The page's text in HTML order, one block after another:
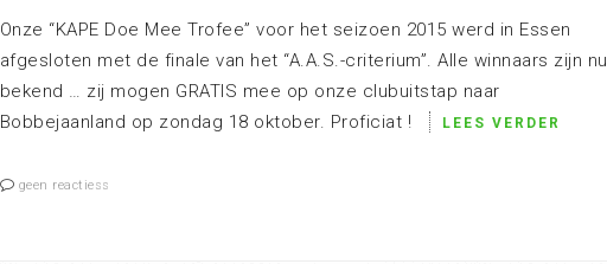
Onze “KAPE Doe Mee Trofee” voor het seizoen 2015 werd in Essen
afgesloten met de finale van het “A.A.S.-criterium”. Alle winnaars zijn nu
bekend … zij mogen GRATIS mee op onze clubuitstap naar
Bobbejaanland op zondag 18 oktober. Proficiat !
LEES VERDER
geen reactiess